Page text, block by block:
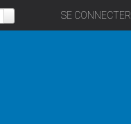
SE CONNECTER